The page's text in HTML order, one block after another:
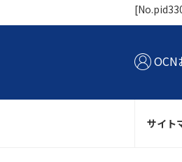
OCN
サイト